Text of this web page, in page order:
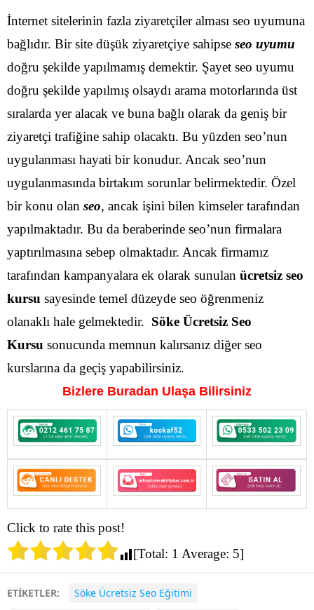
İnternet sitelerinin fazla ziyaretçiler alması seo uyumuna
bağlıdır. Bir site düşük ziyaretçiye sahipse seo uyumu
doğru şekilde yapılmamış demektir. Şayet seo uyumu
doğru şekilde yapılmış olsaydı arama motorlarında üst
sıralarda yer alacak ve buna bağlı olarak da geniş bir
ziyaretçi trafiğine sahip olacaktı. Bu yüzden seo’nun
uygulanması hayati bir konudur. Ancak seo’nun
uygulanmasında birtakım sorunlar belirmektedir. Özel
bir konu olan seo, ancak işini bilen kimseler tarafından
yapılmaktadır. Bu da beraberinde seo’nun firmalara
yaptırılmasına sebep olmaktadır. Ancak firmamız
tarafından kampanyalara ek olarak sunulan ücretsiz seo
kursu sayesinde temel düzeyde seo öğrenmeniz
olanaklı hale gelmektedir. Söke Ücretsiz Seo
Kursu sonucunda memnun kalırsanız diğer seo
kurslarına da geçiş yapabilirsiniz.
Bizlere Buradan Ulaşa Bilirsiniz
Click to rate this post!
[Total: 1 Average: 5]
ETİKETLER:
Söke Ücretsiz Seo Eğitimi